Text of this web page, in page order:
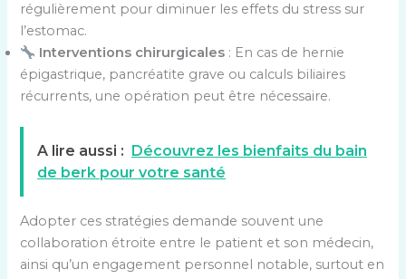
régulièrement pour diminuer les effets du stress sur
l’estomac.
Interventions chirurgicales : En cas de hernie
épigastrique, pancréatite grave ou calculs biliaires
récurrents, une opération peut être nécessaire.
A lire aussi : Découvrez les bienfaits du bain
de berk pour votre santé
Adopter ces stratégies demande souvent une
collaboration étroite entre le patient et son médecin,
ainsi qu’un engagement personnel notable, surtout en